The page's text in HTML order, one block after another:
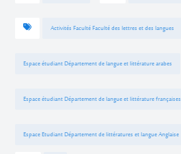
Activités Faculté Faculté des lettres et des langues
Espace étudiant Département de langue et littérature arabes
Espace étudiant Département de langue et littérature françaises
Espace Etudiant Département de littératures et langue Anglaise